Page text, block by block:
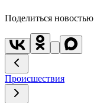
Поделиться новостью
Происшествия